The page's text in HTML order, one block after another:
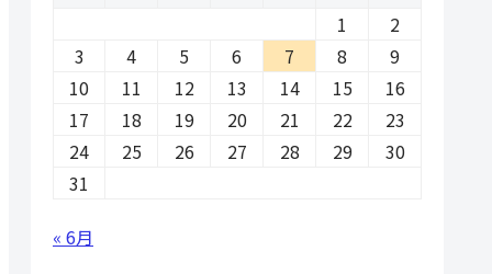
1
2
3
4 5 6 7 8
9
10
11 12 13 14 15
16
17
18 19 20 21 22
23
24
25 26 27 28 29
30
31
« 6月